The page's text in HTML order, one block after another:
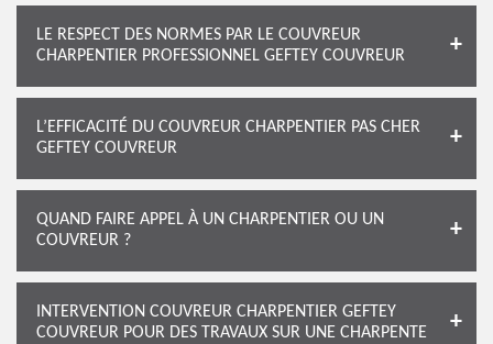
LE RESPECT DES NORMES PAR LE COUVREUR
CHARPENTIER PROFESSIONNEL GEFTEY COUVREUR
L’EFFICACITÉ DU COUVREUR CHARPENTIER PAS CHER
GEFTEY COUVREUR
QUAND FAIRE APPEL À UN CHARPENTIER OU UN
COUVREUR ?
INTERVENTION COUVREUR CHARPENTIER GEFTEY
COUVREUR POUR DES TRAVAUX SUR UNE CHARPENTE